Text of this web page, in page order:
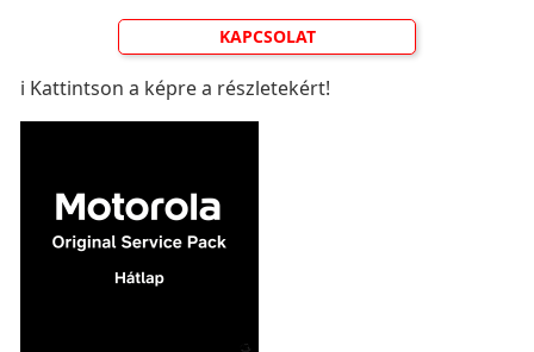
KAPCSOLAT
ℹ️ Kattintson a képre a részletekért!